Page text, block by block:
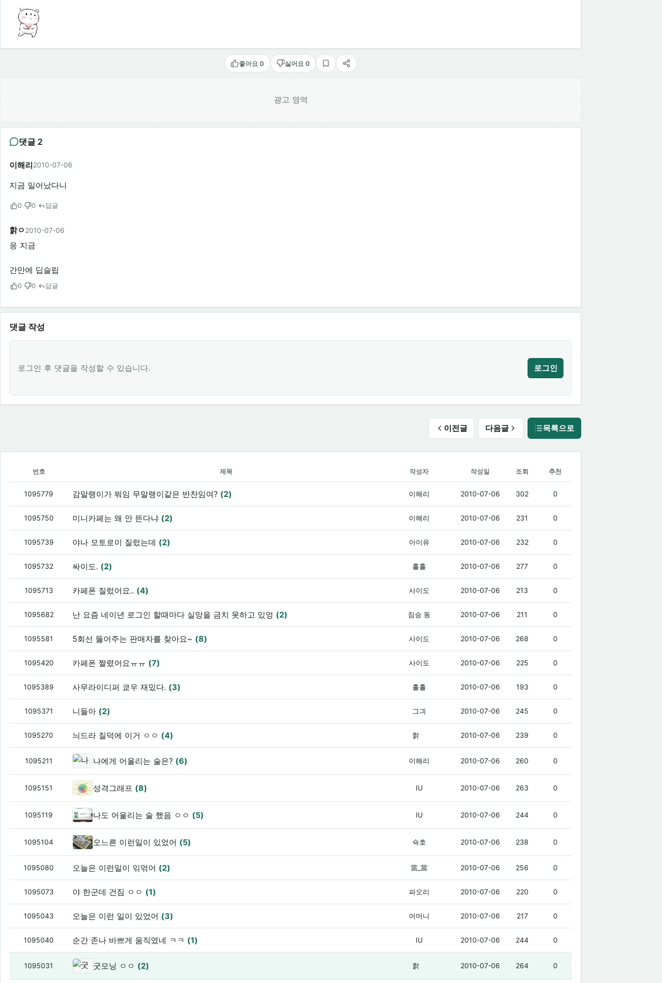
좋아요 0 싫어요 0
스크랩공유
광고 영역
댓글 2
이해리2010-07-06
지금 일어났다니
0 0 답글
핡ㅇ2010-07-06
응 지금
간만에 딥슬립
0 0 답글
댓글 작성
로그인 후 댓글을 작성할 수 있습니다. 로그인
이전글 다음글 목록으로
번호 제목 작성자 작성일 조회 추천
1095779 감말랭이가 뭐임 무말랭이같은 반찬임여? (2) 이해리 2010-07-06 302 0
1095750 미니카페는 왜 안 뜬다냐 (2) 이해리 2010-07-06 231 0
1095739 야나 모토로이 질렀는데 (2) 아이유 2010-07-06 232 0
1095732 싸이도. (2) 홀홀 2010-07-06 277 0
1095713 카페폰 질렀어요.. (4) 사이도 2010-07-06 213 0
1095682 난 요즘 네이년 로그인 할때마다 실망을 금치 못하고 있엉 (2) 짐승 동 2010-07-06 211 0
1095581 5회선 뚫어주는 판매자를 찾아요~ (8) 사이도 2010-07-06 268 0
1095420 카페폰 짤렸어요ㅠㅠ (7) 사이도 2010-07-06 225 0
1095389 사무라이디퍼 쿄우 재밌다. (3) 홀홀 2010-07-06 193 0
1095371 니들아 (2) 그긔 2010-07-06 245 0
1095270 늬드라 질덕에 이거 ㅇㅇ (4) 핡 2010-07-06 239 0
1095211 나에게 어울리는 술은? (6) 이해리 2010-07-06 260 0
1095151 성격그래프 (8) IU 2010-07-06 263 0
1095119 나도 어울리는 술 했음 ㅇㅇ (5) IU 2010-07-06 244 0
1095104 오느른 이런일이 있었어 (5) 쇽호 2010-07-06 238 0
1095080 오늘은 이런일이 읶얶어 (2) 當_當 2010-07-06 256 0
1095073 야 한군데 건짐 ㅇㅇ (1) 파오리 2010-07-06 220 0
1095043 오늘은 이런 일이 있었어 (3) 어머니 2010-07-06 217 0
1095040 순간 존나 바쁘게 움직였네 ㅋㅋ (1) IU 2010-07-06 244 0
1095031 굿모닝 ㅇㅇ (2) 핡 2010-07-06 264 0